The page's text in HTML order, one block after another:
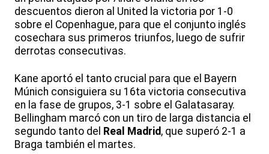
descuentos dieron al United la victoria por 1-0
sobre el Copenhague, para que el conjunto inglés
cosechara sus primeros triunfos, luego de sufrir
derrotas consecutivas.
Kane aportó el tanto crucial para que el Bayern
Múnich consiguiera su 16ta victoria consecutiva
en la fase de grupos, 3-1 sobre el Galatasaray.
Bellingham marcó con un tiro de larga distancia el
segundo tanto del Real Madrid, que superó 2-1 a
Braga también el martes.